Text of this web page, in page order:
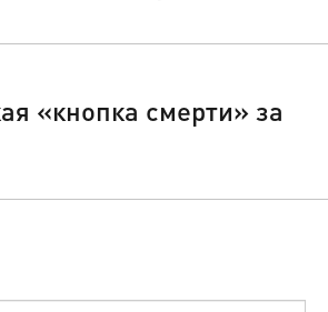
«кнопка смерти» за